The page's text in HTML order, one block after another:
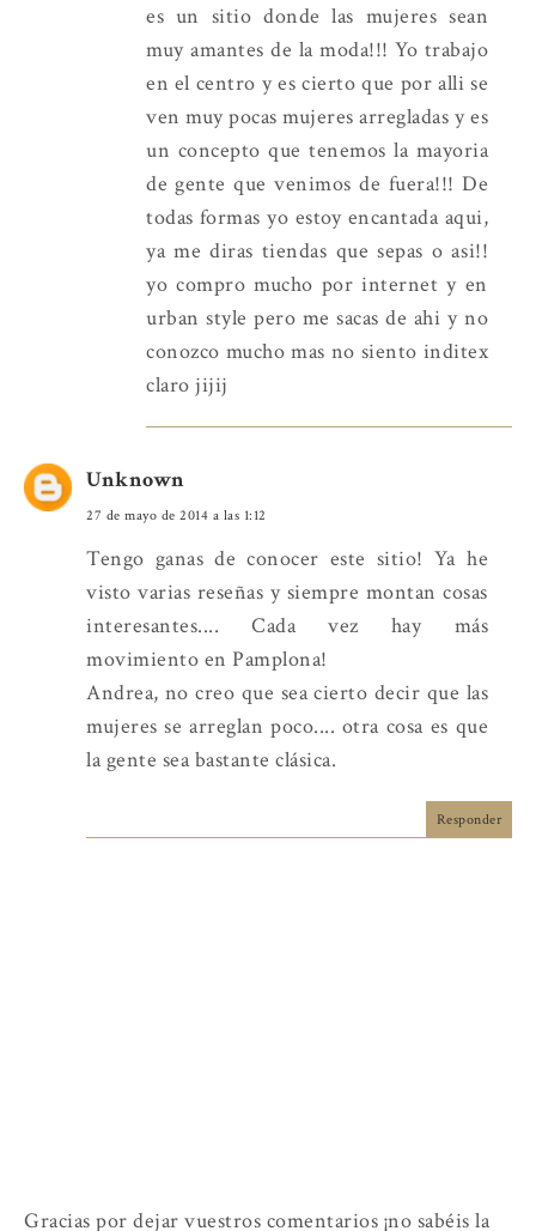
es un sitio donde las mujeres sean
muy amantes de la moda!!! Yo trabajo
en el centro y es cierto que por alli se
ven muy pocas mujeres arregladas y es
un concepto que tenemos la mayoria
de gente que venimos de fuera!!! De
todas formas yo estoy encantada aqui,
ya me diras tiendas que sepas o asi!!
yo compro mucho por internet y en
urban style pero me sacas de ahi y no
conozco mucho mas no siento inditex
claro jijij
Unknown
27 de mayo de 2014 a las 1:12
Tengo ganas de conocer este sitio! Ya he
visto varias reseñas y siempre montan cosas
interesantes.... Cada vez hay más
movimiento en Pamplona!
Andrea, no creo que sea cierto decir que las
mujeres se arreglan poco.... otra cosa es que
la gente sea bastante clásica.
Responder
Gracias por dejar vuestros comentarios ¡no sabéis la